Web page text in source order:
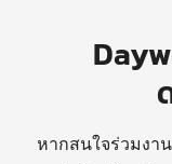
หากสนใจร่วมงา